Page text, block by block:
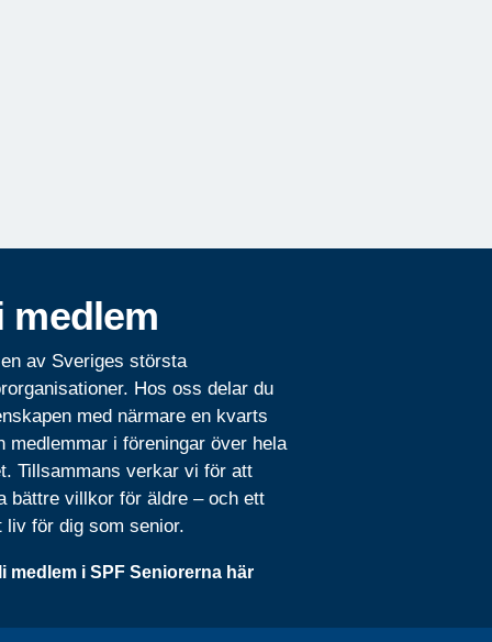
medlem
av Sveriges största
Hos oss delar du
med närmare en kvarts
medlemmar i föreningar över hela
Tillsammans verkar vi för att
bättre villkor för äldre – och ett
liv för dig som senior.
medlem i SPF Seniorerna här